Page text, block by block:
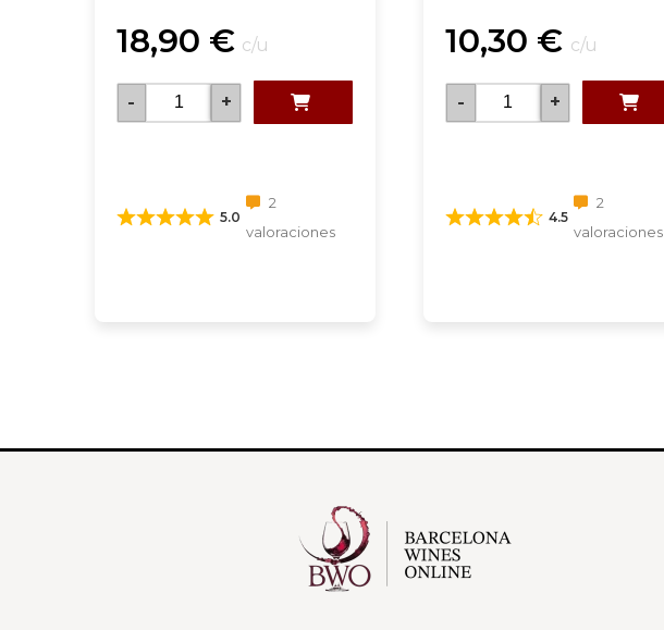
18,90 € c/u
- +
5.0
2
valoraciones
10,30 € c/u
- +
4.5
2
valoraciones